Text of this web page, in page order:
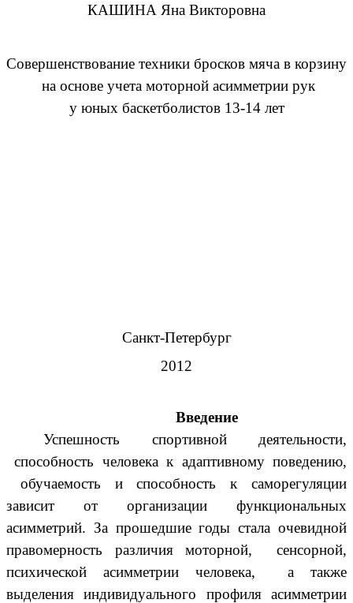
КАШИНА Яна Викторовна
Совершенствование техники бросков мяча в корзину
на основе учета моторной асимметрии рук
у юных баскетболистов 13-14 лет
Санкт-Петербург
2012
Введение
Успешность спортивной деятельности,
способность человека к адаптивному поведению,
обучаемость и способность к саморегуляции
зависит от организации функциональных
асимметрий. За прошедшие годы стала очевидной
правомерность различия моторной, сенсорной,
психической асимметрии человека, а также
выделения индивидуального профиля асимметрии